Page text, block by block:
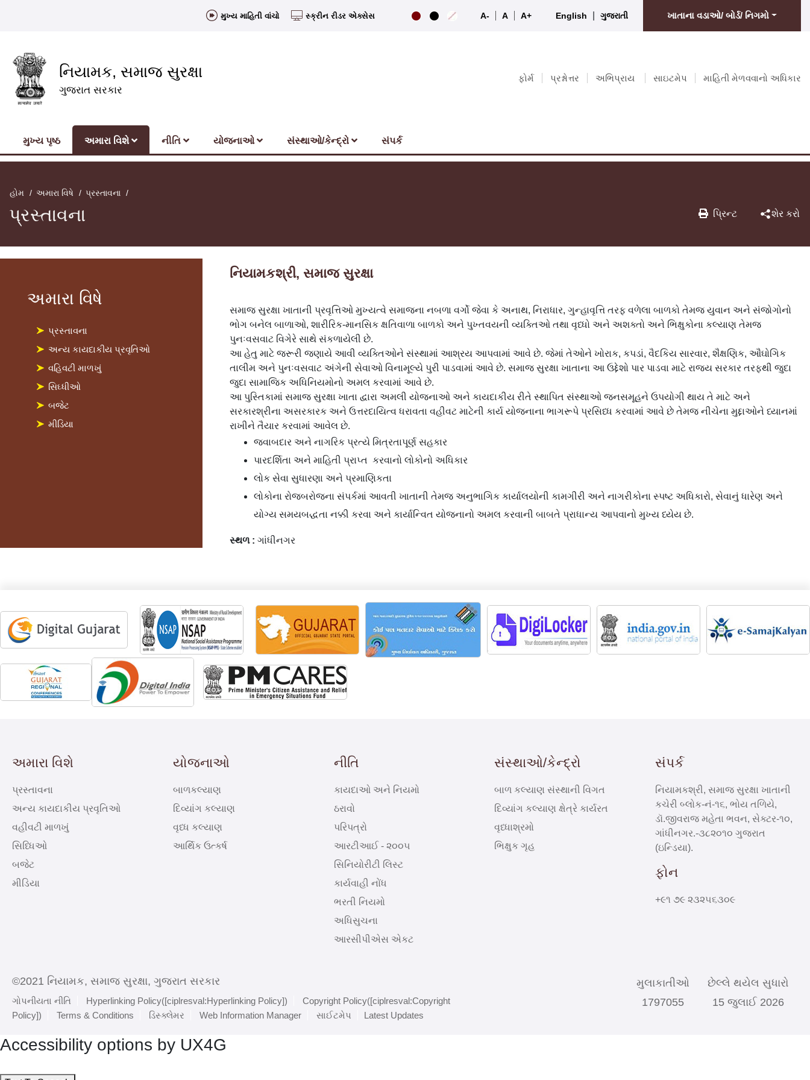
મુખ્ય માહિતી વાંચો સ્ક્રીન રીડર એક્સેસ A- A A+ English ગુજરાતી ખાતાના વડાઓ/ બોર્ડ/ નિગમો
નિયામક, સમાજ સુરક્ષા
ગુજરાત સરકાર
ફોર્મ પ્રશ્નોત્તર અભિપ્રાય સાઇટમેપ માહિતી મેળવવાનો અધિકાર
મુખ્‍ય પૃષ્ઠ અમારા વિશે નીતિ યોજનાઓ સંસ્થાઓ/કેન્દ્રો સંપર્ક
હોમ અમારા વિષે પ્રસ્તાવના
પ્રસ્તાવના પ્રિન્ટ શેર કરો
અમારા વિષે
પ્રસ્તાવના
અન્ય કાયદાકીય પ્રવૃતિઓ
વહિવટી માળખું
સિઘ્ધીઓ
બજેટ
મીડિયા
નિયામકશ્રી, સમાજ સુરક્ષા
સમાજ સુરક્ષા ખાતાની પ્રવૃત્તિઓ મુખ્યત્વે સમાજના નબળા વર્ગો જેવા કે અનાથ, નિરાધાર, ગુન્હાવૃત્તિ તરફ વળેલા બાળકો તેમજ યુવાન અને સંજોગોનો
ભોગ બનેલ બાળાઓ, શારીરિક-માનસિક ક્ષતિવાળા બાળકો અને પુખ્તવયની વ્યક્તિઓ તથા વૃધ્ધો અને અશક્તો અને ભિક્ષુકોના કલ્યાણ તેમજ
પુનઃવસવાટ વિગેરે સાથે સંકળાયેલી છે.
આ હેતુ માટે જરૂરી જણાયે આવી વ્યક્તિઓને સંસ્થામાં આશ્રય આપવામાં આવે છે. જેમાં તેઓને ખોરાક, કપડાં, વૈદકિય સારવાર, શૈક્ષણિક, ઔઘોગિક
તાલીમ અને પુનઃવસવાટ અંગેની સેવાઓ વિનામૂલ્યે પુરી પાડવામાં આવે છે. સમાજ સુરક્ષા ખાતાના આ ઉદ્દેશો પાર પાડવા માટે રાજ્ય સરકાર તરફથી જુદા
જુદા સામાજિક અધિનિયમોનો અમલ કરવામાં આવે છે.
આ પુસ્તિકામાં સમાજ સુરક્ષા ખાતા દ્વારા અમલી યોજનાઓ અને કાયદાકીય રીતે સ્થાપિત સંસ્થાઓ જનસમૂહને ઉપયોગી થાય તે માટે અને
સરકારશ્રીના અસરકારક અને ઉત્તરદાયિત્વ ધરાવતા વહીવટ માટેની કાર્ય યોજનાના ભાગરૂપે પ્રસિધ્ધ કરવામાં આવે છે તેમજ નીચેના મુદ્દાઓને ધ્યાનમાં
રાખીને તૈયાર કરવામાં આવેલ છે.
જવાબદાર અને નાગરિક પ્રત્યે મિત્રતાપૂર્ણ સહકાર
પારદર્શિતા અને માહિતી પ્રાપ્ત કરવાનો લોકોનો અધિકાર
લોક સેવા સુધારણા અને પ્રમાણિકતા
લોકોના રોજબરોજના સંપર્કમાં આવતી ખાતાની તેમજ અનુભાગિક કાર્યાલયોની કામગીરી અને નાગરીકોના સ્પષ્ટ અધિકારો, સેવાનું ધારેણ અને
યોગ્ય સમયબદ્ધતા નક્કી કરવા અને કાર્યાન્વિત યોજનાનો અમલ કરવાની બાબતે પ્રાધાન્ય આપવાનો મુખ્ય ધ્યેય છે.
સ્થળ : ગાંધીનગર
અમારા વિશે
પ્રસ્તાવના
અન્ય કાયદાકીય પ્રવૃતિઓ
વહીવટી માળખું
સિધ્ધિઓ
બજેટ
મીડિયા
યોજનાઓ
બાળકલ્યાણ
દિવ્યાંગ કલ્યાણ
વૃધ્ધ કલ્યાણ
આર્થિક ઉત્કર્ષ
નીતિ
કાયદાઓ અને નિયમો
ઠરાવો
પરિપત્રો
આરટીઆઈ - ૨૦૦૫
સિનિયોરીટી લિસ્ટ
કાર્યવાહી નોંધ
ભરતી નિયમો
અધિસુચના
આરસીપીએસ એકટ
સંસ્થાઓ/કેન્દ્રો
બાળ કલ્યાણ સંસ્થાની વિગત
દિવ્યાંગ કલ્યાણ ક્ષેત્રે કાર્યરત
વૃધ્ધાશ્રમો
ભિક્ષુક ગૃહ
સંપર્ક
નિયામકશ્રી, સમાજ સુરક્ષા ખાતાની
કચેરી બ્લોક-નં-૧૬, ભોય તળિયે,
ડૉ.જીવરાજ મહેતા ભવન, સેક્ટર-૧૦,
ગાંધીનગર.-૩૮૨૦૧૦ ગુજરાત
(ઇન્ડિયા).
ફોન
+૯૧ ૭૯ ૨૩૨૫૬૩૦૯
©2021 નિયામક, સમાજ સુરક્ષા, ગુજરાત સરકાર
ગોપનીયતા નીતિ Hyperlinking Policy([ciplresval:Hyperlinking Policy])
Copyright Policy([ciplresval:Copyright
Policy])
Terms & Conditions ડિસ્ક્લેમર Web Information Manager સાઈટમેપ Latest Updates
મુલાકાતીઓ
1797055
છેલ્લે થયેલ સુધારો
15 જુલાઈ 2026
Accessibility options by UX4G